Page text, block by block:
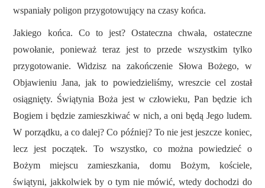
wspaniały poligon przygotowujący na czasy końca.
Jakiego końca. Co to jest? Ostateczna chwała, ostateczne
powołanie, ponieważ teraz jest to przede wszystkim tylko
przygotowanie. Widzisz na zakończenie Słowa Bożego, w
Objawieniu Jana, jak to powiedzieliśmy, wreszcie cel został
osiągnięty. Świątynia Boża jest w człowieku, Pan będzie ich
Bogiem i będzie zamieszkiwać w nich, a oni będą Jego ludem.
W porządku, a co dalej? Co później? To nie jest jeszcze koniec,
lecz jest początek. To wszystko, co można powiedzieć o
Bożym miejscu zamieszkania, domu Bożym, kościele,
świątyni, jakkolwiek by o tym nie mówić, wtedy dochodzi do